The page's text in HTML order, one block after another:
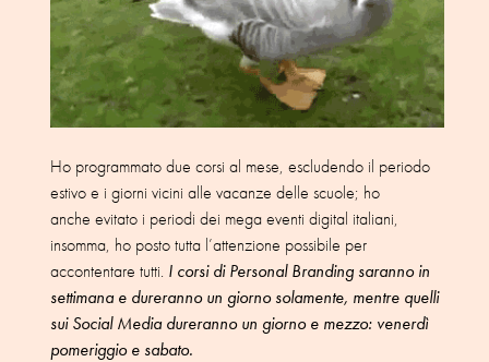
Ho programmato due corsi al mese, escludendo il periodo
estivo e i giorni vicini alle vacanze delle scuole; ho
anche evitato i periodi dei mega eventi digital italiani,
insomma, ho posto tutta l’attenzione possibile per
accontentare tutti. I corsi di Personal Branding saranno in
settimana e dureranno un giorno solamente, mentre quelli
sui Social Media dureranno un giorno e mezzo: venerdì
pomeriggio e sabato.